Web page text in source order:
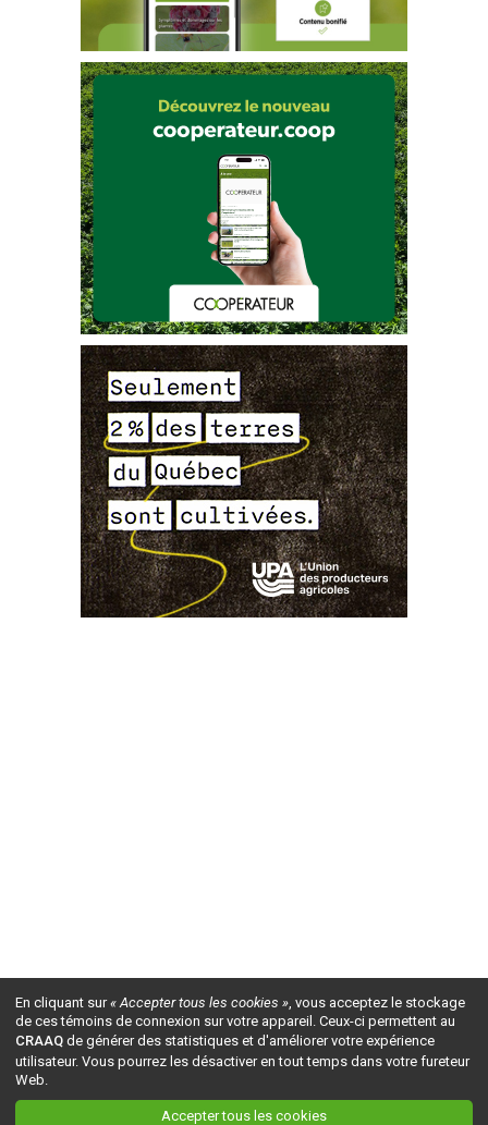
En cliquant sur« Accepter tous les cookies », vous acceptez le stockage
de ces témoins de connexion sur votre appareil. Ceux-ci permettent au
CRAAQ de générer des statistiques et d'améliorer votre expérience
utilisateur. Vous pourrez les désactiver en tout temps dans votre fureteur
Web.
Accepter tous les cookies